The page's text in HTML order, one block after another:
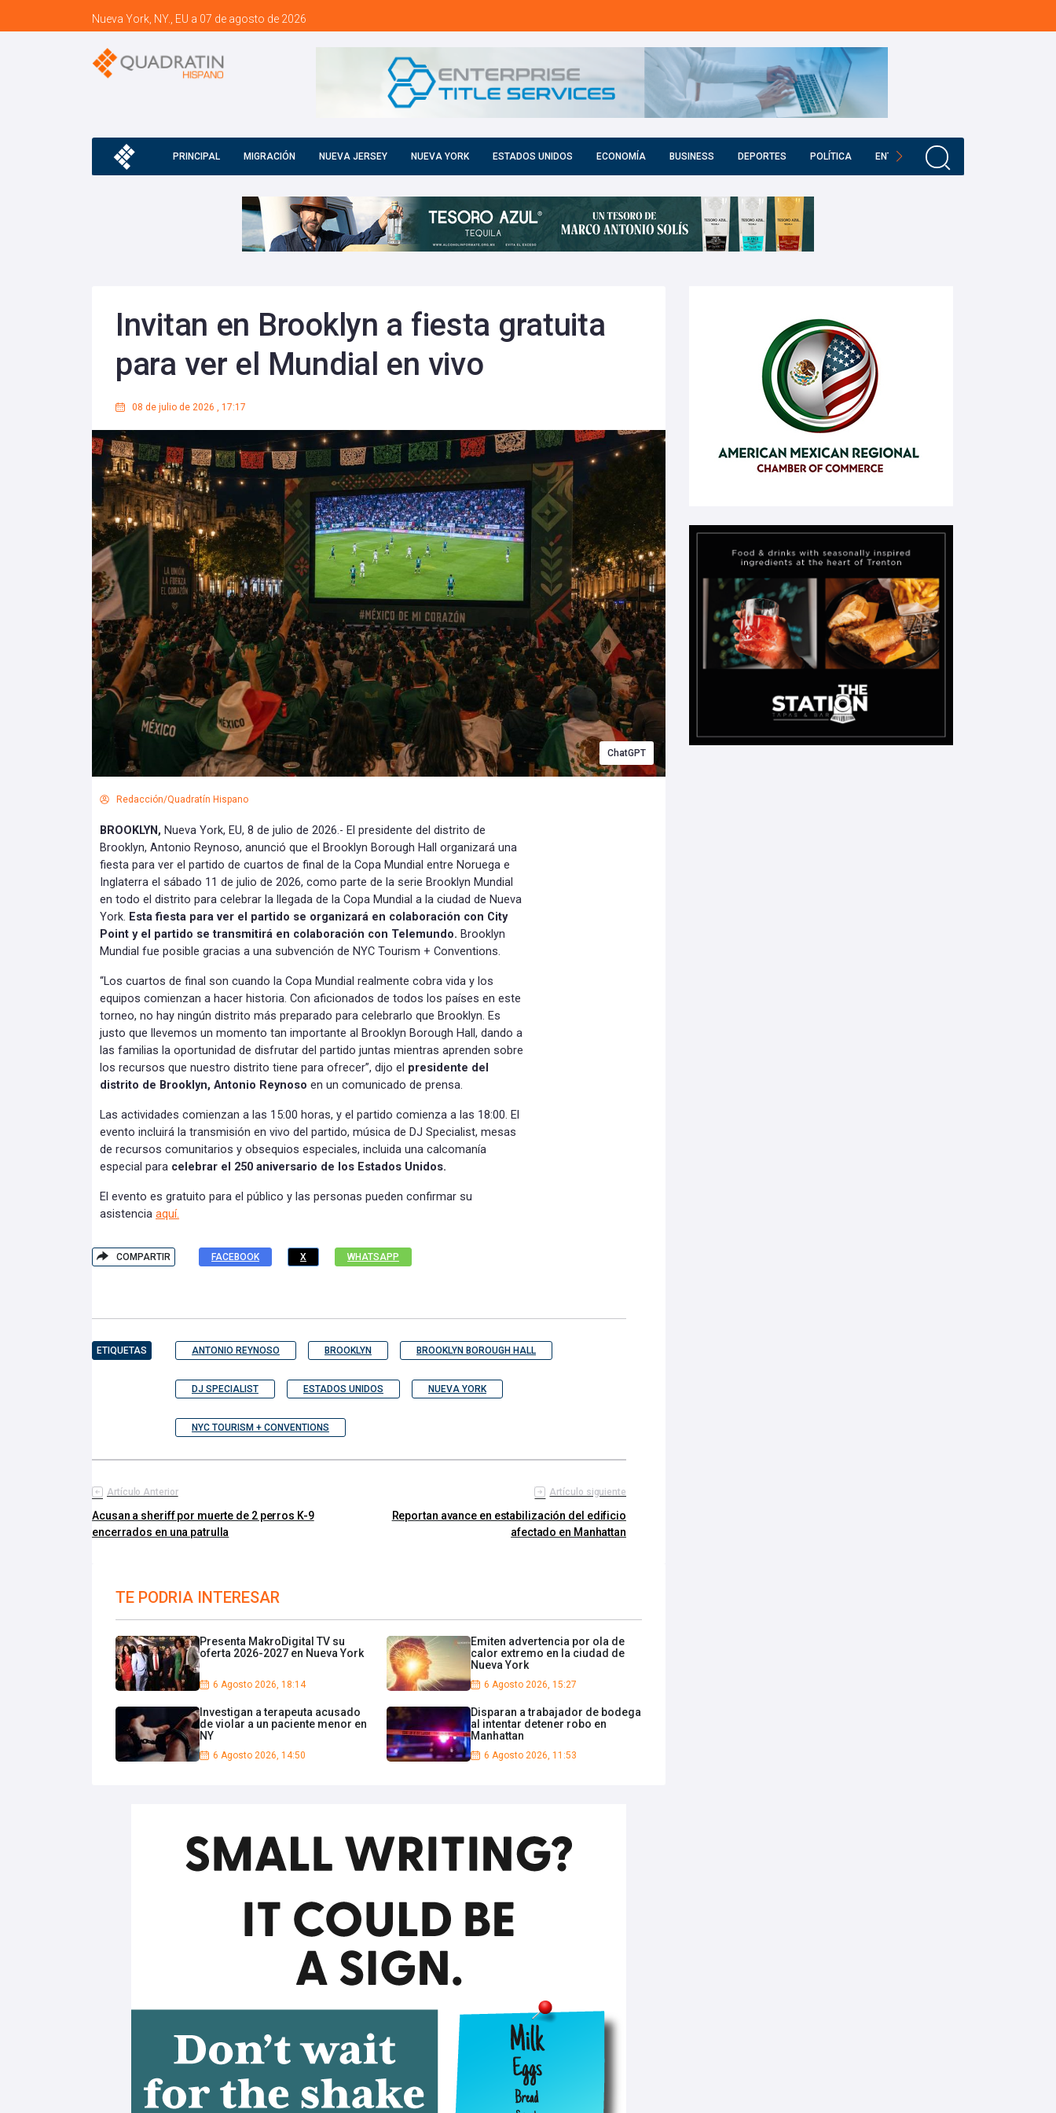
Nueva York, NY., EU a 07 de agosto de 2026
PRINCIPAL MIGRACIÓN NUEVA JERSEY NUEVA YORK ESTADOS UNIDOS ECONOMÍA BUSINESS DEPORTES POLÍTICA ENTRETENIMIENTO
Invitan en Brooklyn a fiesta gratuita
para ver el Mundial en vivo
08 de julio de 2026 , 17:17
ChatGPT
Redacción/Quadratín Hispano
BROOKLYN, Nueva York, EU, 8 de julio de 2026.- El presidente del distrito de
Brooklyn, Antonio Reynoso, anunció que el Brooklyn Borough Hall organizará una
fiesta para ver el partido de cuartos de final de la Copa Mundial entre Noruega e
Inglaterra el sábado 11 de julio de 2026, como parte de la serie Brooklyn Mundial
en todo el distrito para celebrar la llegada de la Copa Mundial a la ciudad de Nueva
York. Esta fiesta para ver el partido se organizará en colaboración con City
Point y el partido se transmitirá en colaboración con Telemundo. Brooklyn
Mundial fue posible gracias a una subvención de NYC Tourism + Conventions.
“Los cuartos de final son cuando la Copa Mundial realmente cobra vida y los
equipos comienzan a hacer historia. Con aficionados de todos los países en este
torneo, no hay ningún distrito más preparado para celebrarlo que Brooklyn. Es
justo que llevemos un momento tan importante al Brooklyn Borough Hall, dando a
las familias la oportunidad de disfrutar del partido juntas mientras aprenden sobre
los recursos que nuestro distrito tiene para ofrecer”, dijo el presidente del
distrito de Brooklyn, Antonio Reynoso en un comunicado de prensa.
Las actividades comienzan a las 15:00 horas, y el partido comienza a las 18:00. El
evento incluirá la transmisión en vivo del partido, música de DJ Specialist, mesas
de recursos comunitarios y obsequios especiales, incluida una calcomanía
especial para celebrar el 250 aniversario de los Estados Unidos.
El evento es gratuito para el público y las personas pueden confirmar su
asistencia aquí.
COMPARTIR FACEBOOK X WHATSAPP
ETIQUETAS ANTONIO REYNOSO BROOKLYN BROOKLYN BOROUGH HALL
DJ SPECIALIST ESTADOS UNIDOS NUEVA YORK
NYC TOURISM + CONVENTIONS
Artículo Anterior
Acusan a sheriff por muerte de 2 perros K-9
encerrados en una patrulla
Artículo siguiente
Reportan avance en estabilización del edificio
afectado en Manhattan
TE PODRIA INTERESAR
Presenta MakroDigital TV su
oferta 2026-2027 en Nueva York
6 Agosto 2026, 18:14
Emiten advertencia por ola de
calor extremo en la ciudad de
Nueva York
6 Agosto 2026, 15:27
Investigan a terapeuta acusado
de violar a un paciente menor en
NY
6 Agosto 2026, 14:50
Disparan a trabajador de bodega
al intentar detener robo en
Manhattan
6 Agosto 2026, 11:53